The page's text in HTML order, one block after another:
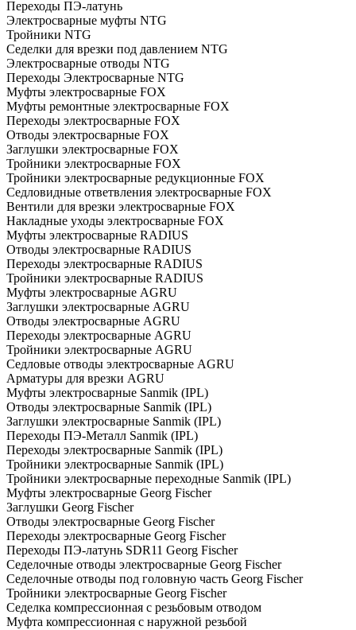
Переходы ПЭ-латунь
Электросварные муфты NTG
Тройники NTG
Седелки для врезки под давлением NTG
Электросварные отводы NTG
Переходы Электросварные NTG
Муфты электросварные FOX
Муфты ремонтные электросварные FOX
Переходы электросварные FOX
Отводы электросварные FOX
Заглушки электросварные FOX
Тройники электросварные FOX
Тройники электросварные редукционные FOX
Седловидные ответвления электросварные FOX
Вентили для врезки электросварные FOX
Накладные уходы электросварные FOX
Муфты электросварные RADIUS
Отводы электросварные RADIUS
Переходы электросварные RADIUS
Тройники электросварные RADIUS
Муфты электросварные AGRU
Заглушки электросварные AGRU
Отводы электросварные AGRU
Переходы электросварные AGRU
Тройники электросварные AGRU
Седловые отводы электросварные AGRU
Арматуры для врезки AGRU
Муфты электросварные Sanmik (IPL)
Отводы электросварные Sanmik (IPL)
Заглушки электросварные Sanmik (IPL)
Переходы ПЭ-Металл Sanmik (IPL)
Переходы электросварные Sanmik (IPL)
Тройники электросварные Sanmik (IPL)
Тройники электросварные переходные Sanmik (IPL)
Муфты электросварные Georg Fischer
Заглушки Georg Fischer
Отводы электросварные Georg Fischer
Переходы электросварные Georg Fischer
Переходы ПЭ-латунь SDR11 Georg Fischer
Седелочные отводы электросварные Georg Fischer
Седелочные отводы под головную часть Georg Fischer
Тройники электросварные Georg Fischer
Седелка компрессионная с резьбовым отводом
Муфта компрессионная с наружной резьбой